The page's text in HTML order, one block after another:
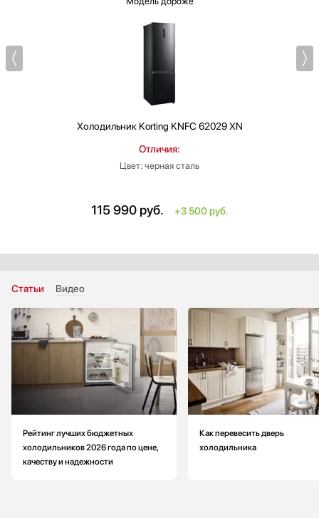
ХолодильникKorting KNFC 62029 XN
Отличия:
Цвет: черная сталь
115 990 руб. +3 500 руб.
Статьи Видео
Рейтинг лучших бюджетных
холодильников 2026 года по цене,
качеству и надежности
Как перевесить дверь
холодильника